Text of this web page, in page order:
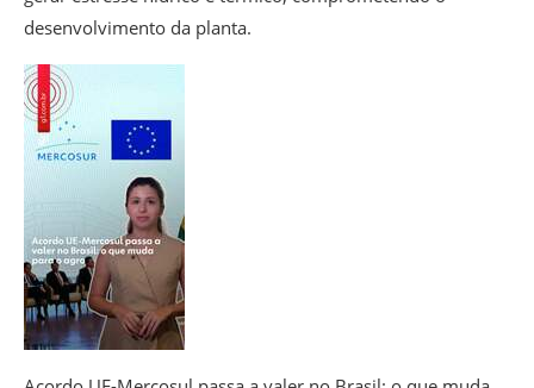
desenvolvimento da planta.